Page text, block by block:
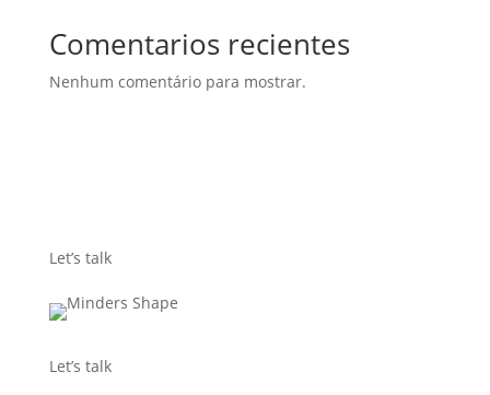
Comentarios recientes
Nenhum comentário para mostrar.
Let’s talk
Let’s talk